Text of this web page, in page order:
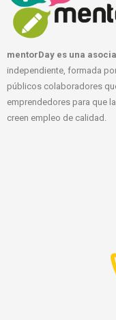
mentorDay es una
independiente, formada
públicos colaboradores
emprendedores para que
creen empleo de calidad.